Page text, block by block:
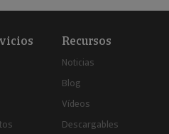
Recursos
Noticias
Blog
Vídeos
Descargables